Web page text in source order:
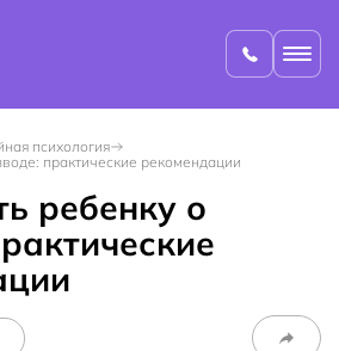
психология
практические рекомендации
ребенку о